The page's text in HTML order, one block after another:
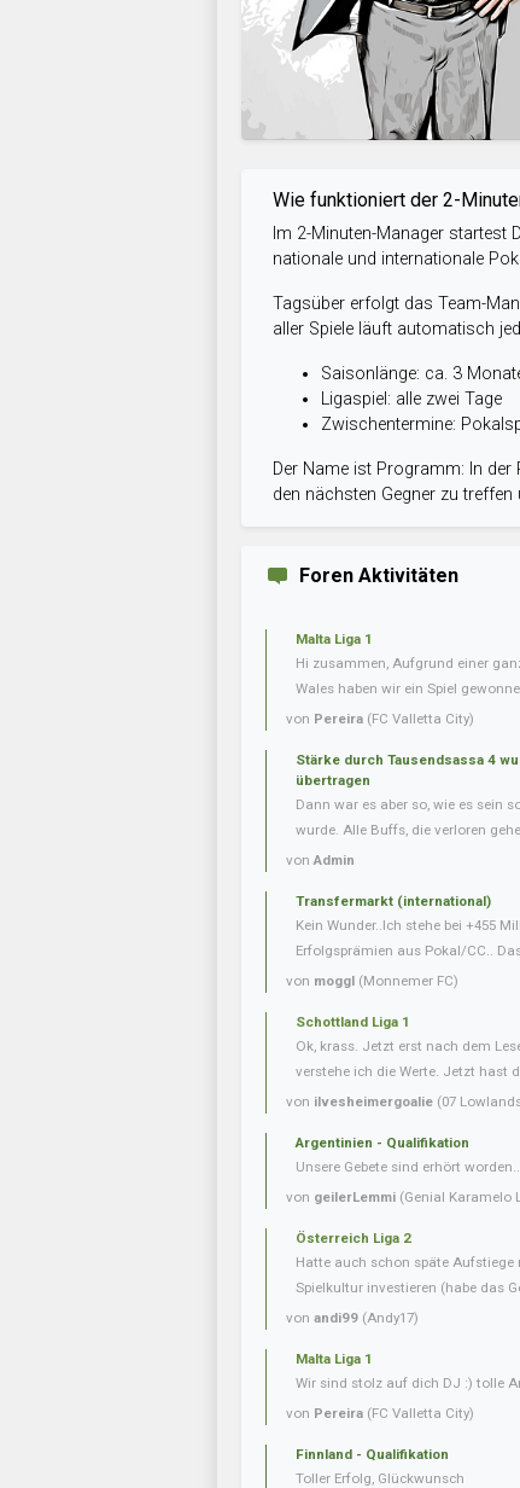
Wie funktioniert der 2-
Im 2-Minuten-Manager startest
nationale und internationale
Tagsüber erfolgt das Team-
aller Spiele läuft automatisch
Saisonlänge: ca. 3
Ligaspiel: alle zwei Tage
Zwischentermine:
Der Name ist Programm: In
den nächsten Gegner zu
Foren Aktivitäten
Malta Liga 1
Hi zusammen, Aufgrund einer
Wales haben wir ein Spiel
von Pereira (FC Valletta City)
Stärke durch Tausendsassa 4
übertragen
Dann war es aber so, wie es sein
wurde. Alle Buffs, die verloren
vonAdmin
Transfermarkt (international)
Kein Wunder..Ich stehe bei +455
Erfolgsprämien aus Pokal/CC..
von moggl (Monnemer FC)
Schottland Liga 1
Ok, krass. Jetzt erst nach dem
verstehe ich die Werte. Jetzt hast
von ilvesheimergoalie (07
Argentinien - Qualifikation
Unsere Gebete sind erhört
von geilerLemmi (Genial Karamelo
Österreich Liga 2
Hatte auch schon späte Aufstiege
Spielkultur investieren (habe das
von andi99 (Andy17)
Malta Liga 1
Wir sind stolz auf dich DJ :) tolle
von Pereira (FC Valletta City)
Finnland - Qualifikation
Toller Erfolg, Glückwunsch